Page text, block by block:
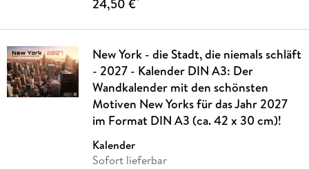
24,50 €
New York - die Stadt, die niemals schläft
- 2027 - Kalender DIN A3: Der
Wandkalender mit den schönsten
Motiven New Yorks für das Jahr 2027
im Format DIN A3 (ca. 42 x 30 cm)!
Kalender
Sofort lieferbar